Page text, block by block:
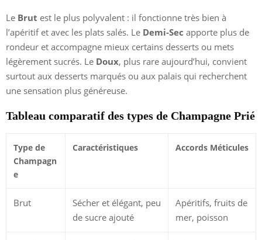
Le Brut est le plus polyvalent : il fonctionne très bien à
l’apéritif et avec les plats salés. Le Demi-Sec apporte plus de
rondeur et accompagne mieux certains desserts ou mets
légèrement sucrés. Le Doux, plus rare aujourd’hui, convient
surtout aux desserts marqués ou aux palais qui recherchent
une sensation plus généreuse.
Tableau comparatif des types de Champagne Prié
Type de
Champagn
e
Caractéristiques Accords Méticules
Brut
Sécher et élégant, peu
de sucre ajouté
Apéritifs, fruits de
mer, poisson